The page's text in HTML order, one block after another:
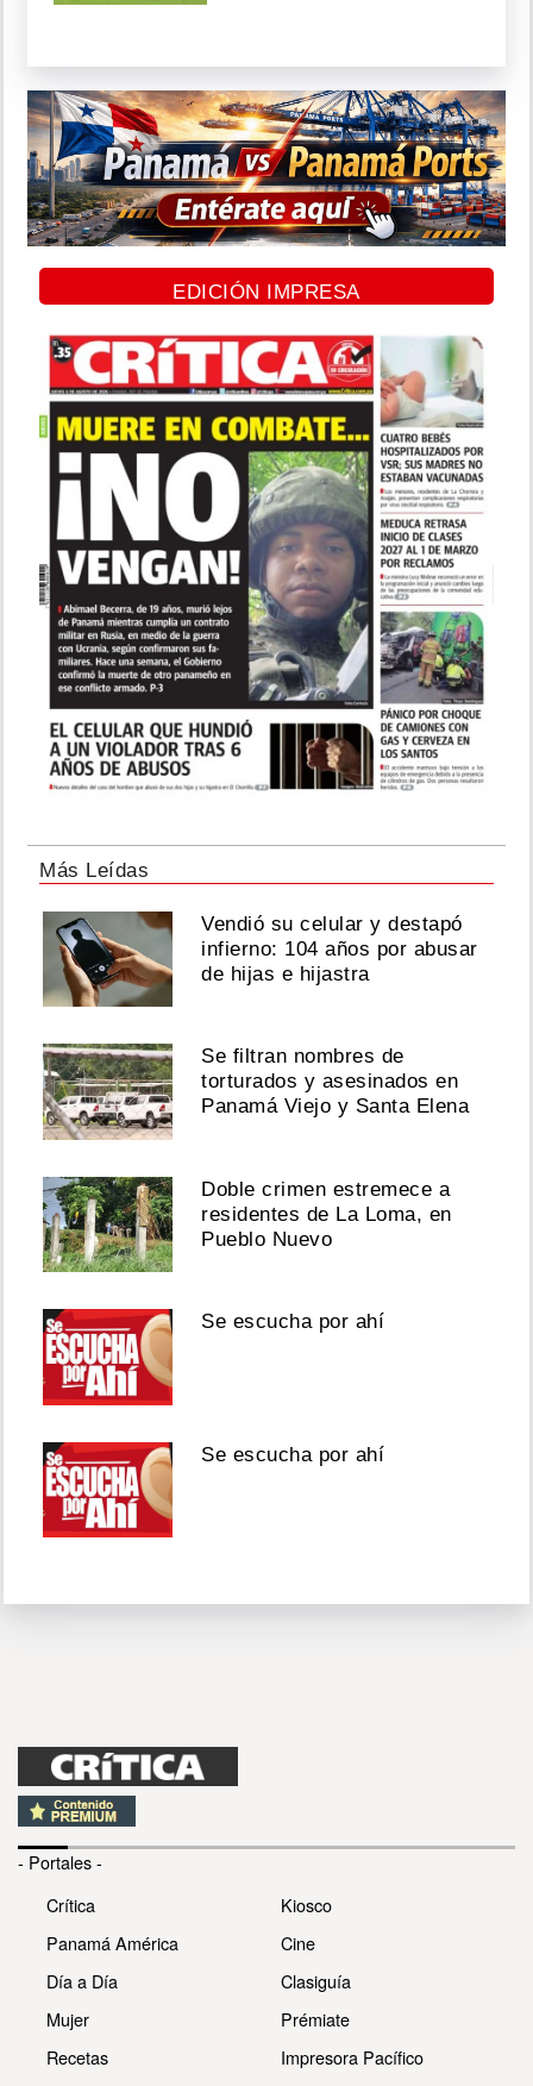
EDICIÓN IMPRESA
Más Leídas
Vendió su celular y destapó
infierno: 104 años por abusar
de hijas e hijastra
Se filtran nombres de
torturados y asesinados en
Panamá Viejo y Santa Elena
Doble crimen estremece a
residentes de La Loma, en
Pueblo Nuevo
Se escucha por ahí
Se escucha por ahí
- Portales -
Crítica
Panamá América
Día a Día
Mujer
Recetas
Kiosco
Cine
Clasiguía
Prémiate
Impresora Pacífico